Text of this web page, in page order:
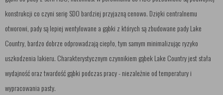
konstrukcji co czyni serię SDO bardziej przyjazną cenowo. Dzięki centralnemu
otworowi, pady są lepiej wentylowane a gąbki z których są zbudowane pady Lake
Country, bardzo dobrze odprowadzają ciepło, tym samym minimalizując ryzyko
uszkodzenia lakieru. Charakterystycznym czynnikiem gąbek Lake Country jest stała
wydajność oraz twardość gąbki podczas pracy - niezależnie od temperatury i
wypracowania pasty.